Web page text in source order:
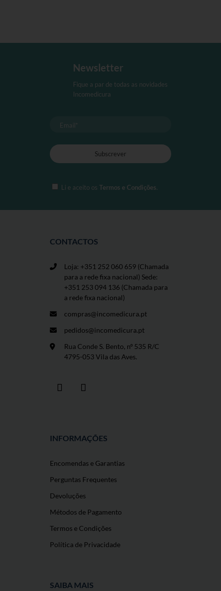
Newsletter
Fique a par de todas as novidades
Incomedicura
Li e aceito os Termos e Condições.
CONTACTOS
Loja: +351 252 060 659 (Chamada
para a rede fixa nacional) Sede:
+351 253 094 136 (Chamada para
a rede fixa nacional)
compras@incomedicura.pt
pedidos@incomedicura.pt
Rua Conde S. Bento, nº 535 R/C
4795-053 Vila das Aves.
INFORMAÇÕES
Encomendas e Garantias
Perguntas Frequentes
Devoluções
Métodos de Pagamento
Termos e Condições
Política de Privacidade
SAIBA MAIS